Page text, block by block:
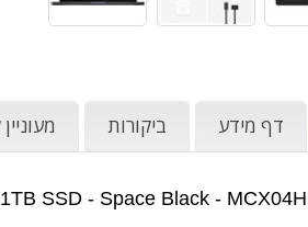
דף מידע ביקורות
SSD - Space Black -